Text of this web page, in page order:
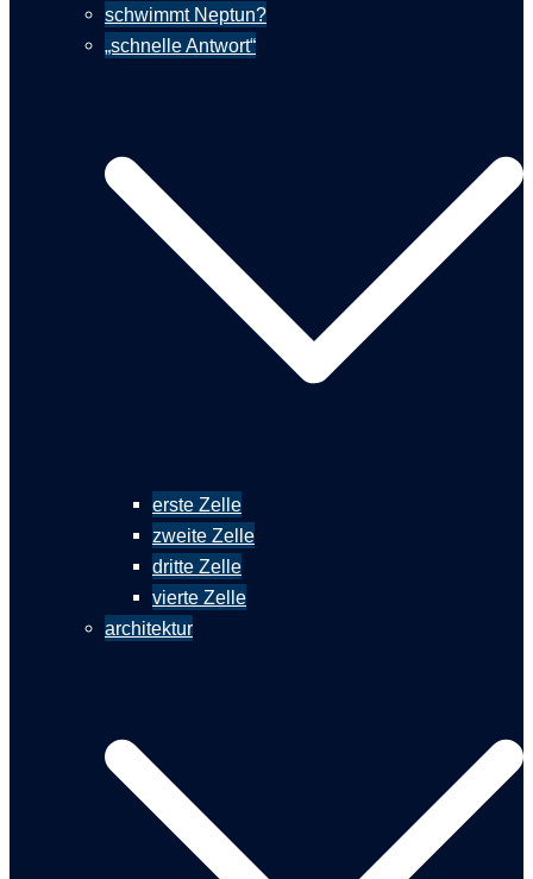
schwimmt Neptun?
„schnelle Antwort“
erste Zelle
zweite Zelle
dritte Zelle
vierte Zelle
architektur